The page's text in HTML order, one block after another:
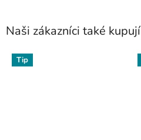
Naši zákazníci také kupují
Tip